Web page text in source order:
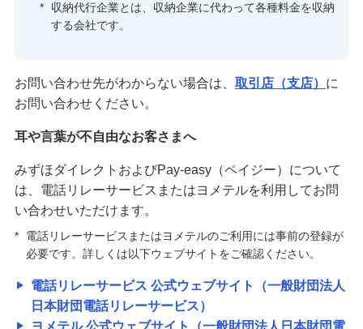
*
収納代行企業とは、収納企業に代わって各種料金を収納
する会社です。
お問い合わせ先がわからない場合は、 取引店（支店） に
お問い合わせください。
耳や言葉が不自由なお客さまへ
みずほダイレクトおよびPay-easy（ペイジー）について
は、電話リレーサービスまたはヨメテルを利用してお問
い合わせいただけます。
*
電話リレーサービスまたはヨメテルのご利用には事前の登録が
必要です。詳しくは以下ウェブサイトをご確認ください。
電話リレーサービス 公式ウェブサイト（一般財団法人
日本財団電話リレーサービス）
ヨメテル 公式ウェブサイト（一般財団法人日本財団電